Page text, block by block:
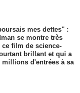
mes dettes" :
se montre très
ce film de science-
brillant et qui a
millions d'entrées à sa